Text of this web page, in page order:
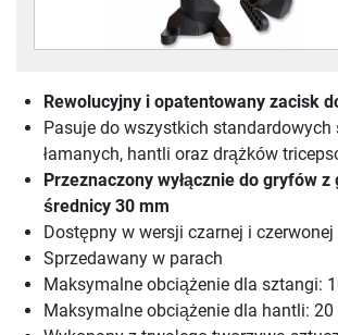
Rewolucyjny i opatentowany zacisk
Pasuje do wszystkich
łamanych, hantli oraz drążków
Przeznaczony wyłącznie do gryfów
średnicy 30 mm
Dostępny w wersji czarnej i czerwonej
Sprzedawany w parach
Maksymalne obciążenie dla sztangi:
Maksymalne obciążenie dla hantli: